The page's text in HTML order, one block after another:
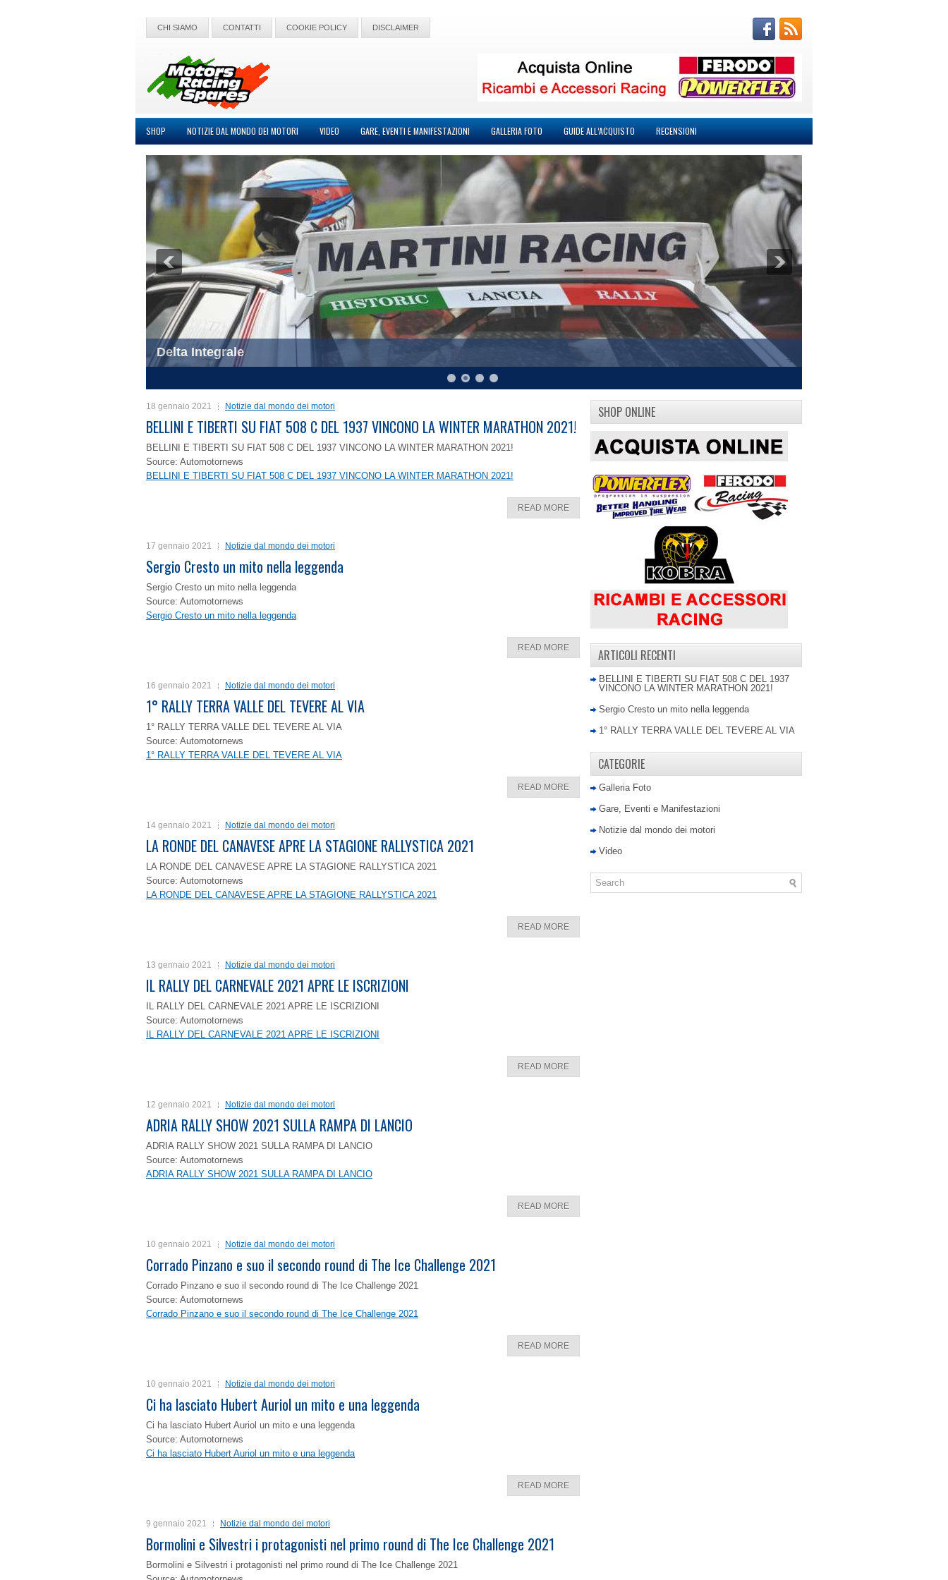
CHI SIAMO CONTATTI COOKIE POLICY DISCLAIMER
SHOP NOTIZIE DAL MONDO DEI MOTORI VIDEO GARE, EVENTI E MANIFESTAZIONI GALLERIA FOTO GUIDE ALL’ACQUISTO RECENSIONI
Delta Integrale
18 gennaio 2021 Notizie dal mondo dei motori
BELLINI E TIBERTI SU FIAT 508 C DEL 1937 VINCONO LA WINTER MARATHON 2021!
BELLINI E TIBERTI SU FIAT 508 C DEL 1937 VINCONO LA WINTER MARATHON 2021!
Source: Automotornews
BELLINI E TIBERTI SU FIAT 508 C DEL 1937 VINCONO LA WINTER MARATHON 2021!
READ MORE
17 gennaio 2021 Notizie dal mondo dei motori
Sergio Cresto un mito nella leggenda
Sergio Cresto un mito nella leggenda
Source: Automotornews
Sergio Cresto un mito nella leggenda
READ MORE
16 gennaio 2021 Notizie dal mondo dei motori
1° RALLY TERRA VALLE DEL TEVERE AL VIA
1° RALLY TERRA VALLE DEL TEVERE AL VIA
Source: Automotornews
1° RALLY TERRA VALLE DEL TEVERE AL VIA
READ MORE
14 gennaio 2021 Notizie dal mondo dei motori
LA RONDE DEL CANAVESE APRE LA STAGIONE RALLYSTICA 2021
LA RONDE DEL CANAVESE APRE LA STAGIONE RALLYSTICA 2021
Source: Automotornews
LA RONDE DEL CANAVESE APRE LA STAGIONE RALLYSTICA 2021
READ MORE
13 gennaio 2021 Notizie dal mondo dei motori
IL RALLY DEL CARNEVALE 2021 APRE LE ISCRIZIONI
IL RALLY DEL CARNEVALE 2021 APRE LE ISCRIZIONI
Source: Automotornews
IL RALLY DEL CARNEVALE 2021 APRE LE ISCRIZIONI
READ MORE
12 gennaio 2021 Notizie dal mondo dei motori
ADRIA RALLY SHOW 2021 SULLA RAMPA DI LANCIO
ADRIA RALLY SHOW 2021 SULLA RAMPA DI LANCIO
Source: Automotornews
ADRIA RALLY SHOW 2021 SULLA RAMPA DI LANCIO
READ MORE
10 gennaio 2021 Notizie dal mondo dei motori
Corrado Pinzano e suo il secondo round di The Ice Challenge 2021
Corrado Pinzano e suo il secondo round di The Ice Challenge 2021
Source: Automotornews
Corrado Pinzano e suo il secondo round di The Ice Challenge 2021
READ MORE
10 gennaio 2021 Notizie dal mondo dei motori
Ci ha lasciato Hubert Auriol un mito e una leggenda
Ci ha lasciato Hubert Auriol un mito e una leggenda
Source: Automotornews
Ci ha lasciato Hubert Auriol un mito e una leggenda
READ MORE
9 gennaio 2021 Notizie dal mondo dei motori
Bormolini e Silvestri i protagonisti nel primo round di The Ice Challenge 2021
Bormolini e Silvestri i protagonisti nel primo round di The Ice Challenge 2021
SHOP ONLINE
ARTICOLI RECENTI
BELLINI E TIBERTI SU FIAT 508 C DEL 1937
VINCONO LA WINTER MARATHON 2021!
Sergio Cresto un mito nella leggenda
1° RALLY TERRA VALLE DEL TEVERE AL VIA
CATEGORIE
Galleria Foto
Gare, Eventi e Manifestazioni
Notizie dal mondo dei motori
Video